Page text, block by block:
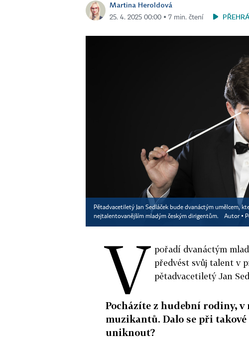
Martina Heroldová
25. 4. 2025 00:00 ▪ 7 min. čtení
Pětadvacetiletý Jan Sedláček bude dvanáctým umělcem,
nejtalentovanějším mladým českým dirigentům.
Autor ▪
V pořadí dvanáctým
předvést svůj talent v
pětadvacetiletý Jan
Pocházíte z hudební rodiny,
muzikantů. Dalo se při
uniknout?